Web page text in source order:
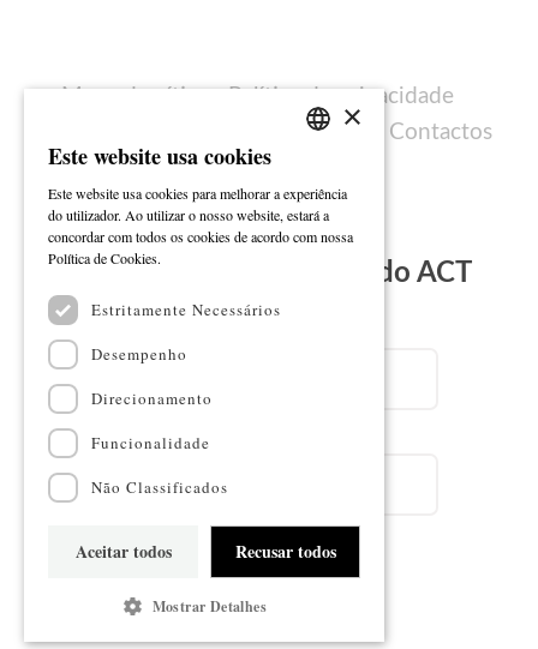
Política de privacidade
Ficha técnica Contactos
Subscreva a Newsletter do ACT
Subscrever
Mapa do sítio
ENGLISH
×
Este website usa cookies
Este website usa cookies para melhorar a experiência
do utilizador. Ao utilizar o nosso website, estará a
concordar com todos os cookies de acordo com nossa
Política de Cookies.
Estritamente Necessários
Desempenho
Direcionamento
Funcionalidade
Não Classificados
Aceitar todos Recusar todos
Mostrar Detalhes